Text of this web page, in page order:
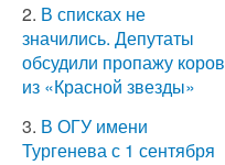
2. В списках не
значились. Депутаты
обсудили пропажу коров
из «Красной звезды»
3. В ОГУ имени
Тургенева с 1 сентября